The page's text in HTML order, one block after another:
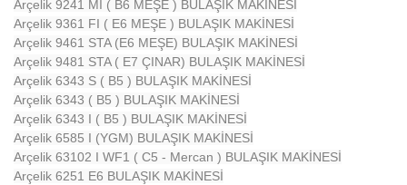
Arçelik 9241 MI ( B6 MEŞE ) BULAŞIK MAKİNESİ
Arçelik 9361 FI ( E6 MEŞE ) BULAŞIK MAKİNESİ
Arçelik 9461 STA (E6 MEŞE) BULAŞIK MAKİNESİ
Arçelik 9481 STA ( E7 ÇINAR) BULAŞIK MAKİNESİ
Arçelik 6343 S ( B5 ) BULAŞIK MAKİNESİ
Arçelik 6343 ( B5 ) BULAŞIK MAKİNESİ
Arçelik 6343 I ( B5 ) BULAŞIK MAKİNESİ
Arçelik 6585 I (YGM) BULAŞIK MAKİNESİ
Arçelik 63102 I WF1 ( C5 - Mercan ) BULAŞIK MAKİNESİ
Arçelik 6251 E6 BULAŞIK MAKİNESİ